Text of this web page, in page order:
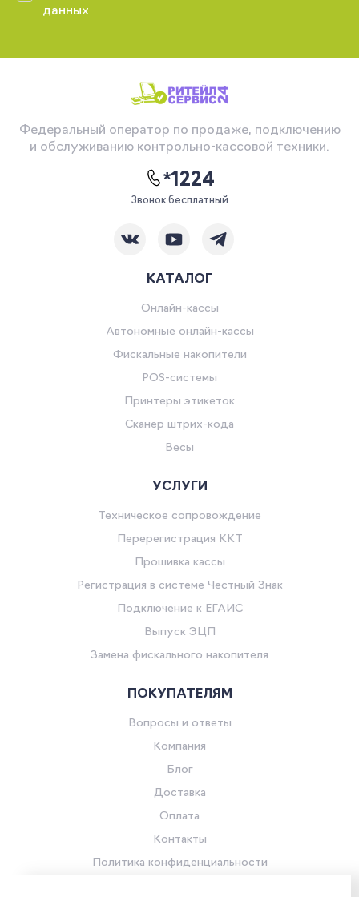
данных
Федеральный оператор по продаже, подключению
и обслуживанию контрольно-кассовой техники.
*1224
Звонок бесплатный
КАТАЛОГ
Онлайн-кассы
Автономные онлайн-кассы
Фискальные накопители
POS-системы
Принтеры этикеток
Сканер штрих-кода
Весы
УСЛУГИ
Техническое сопровождение
Перерегистрация ККТ
Прошивка кассы
Регистрация в системе Честный Знак
Подключение к ЕГАИС
Выпуск ЭЦП
Замена фискального накопителя
ПОКУПАТЕЛЯМ
Вопросы и ответы
Компания
Блог
Доставка
Оплата
Контакты
Политика конфиденциальности